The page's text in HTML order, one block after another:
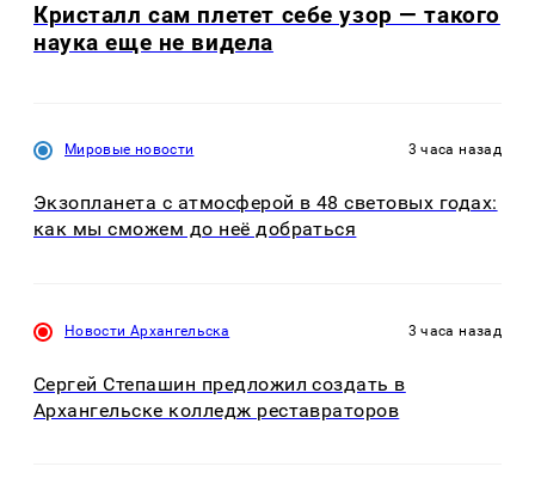
Кристалл сам плетет себе узор — такого
наука еще не видела
Мировые новости 3 часа назад
Экзопланета с атмосферой в 48 световых годах:
как мы сможем до неё добраться
Новости Архангельска 3 часа назад
Сергей Степашин предложил создать в
Архангельске колледж реставраторов